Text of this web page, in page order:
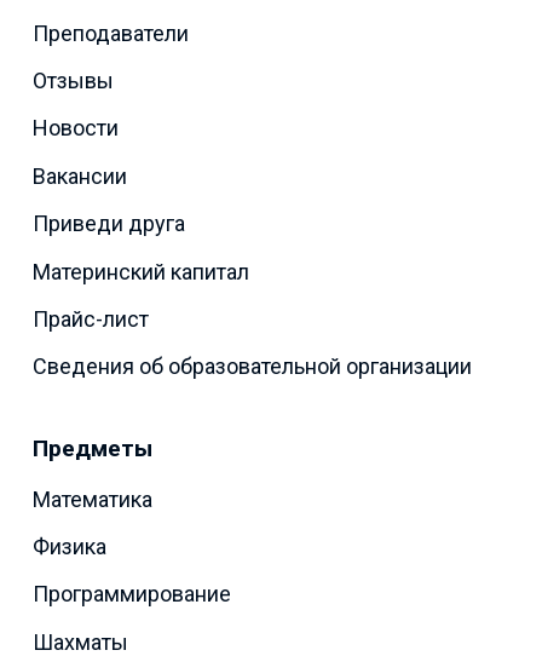
Преподаватели
Отзывы
Новости
Вакансии
Приведи друга
Материнский капитал
Прайс-лист
Сведения об образовательной организации
Предметы
Математика
Физика
Программирование
Шахматы